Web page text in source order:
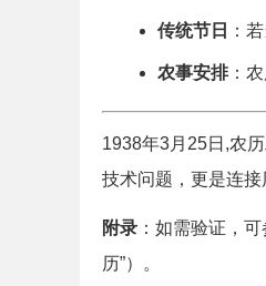
传统节日 ：
农事安排：
1938年3月25日,农
技术问题，更是连
附录 ：如需验证，
历”）。